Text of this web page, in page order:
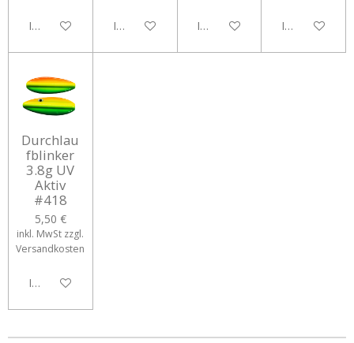
In den WarenkorbIn den WarenkorbIn den WarenkorbIn den
Durchlau
fblinker
3.8g UV
Aktiv
#418
5,50 €
inkl. MwSt zzgl.
Versandkosten
In den Warenkorb